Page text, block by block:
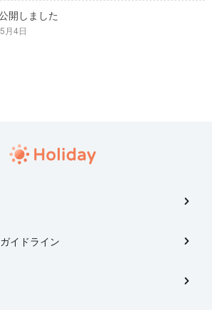
開しました
月4日
イドライン